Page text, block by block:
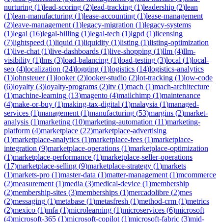
nurturing (1)lead-scoring (2)lead-tracking (1)leadership (2)lean
(1)lean-manufacturing (1)lease-accounting (1)lease-management
(2)leave-management (1)legacy-migration (1)legacy-systems
(1)legal (16)legal-billing (1)legal-tech (1)lgpd (1)licensing
(7)lightspeed (1)liquid (1)liquidity (1)listing (1)listing-optimization
(1)live-chat (1)live-dashboards (1)live-shopping (1)llm (4)llm-
visibility (1)lms (3)load-balancing (1)load-testing (3)local (1)local-
seo (4)localization (24)logging (1)logistics (14)logistics-analytics
(1)lohnsteuer(1)looker(2)looker-studio (2)lot-tracking (1)low-code
(6)loyalty (3)loyalty-programs (2)ltv (1)mach (1)mach-architecture
(1)machine-learning (13)magento (4)mailchimp (1)maintenance
(4)make-or-buy (1)making-tax-digital (1)malaysia (1)managed-
services (1)management (1)manufacturing (53)margins (2)market-
analysis (1)marketing (10)marketing-automation (11)marketing-
platform (4)marketplace (22)marketplace-advertising
(1)marketplace-analytics (1)marketplace-fees (1)marketplace-
integration (9)marketplace-operations (1)marketplace-optimization
(1)marketplace-performance (1)marketplace-seller-operations
(17)marketplace-selling (9)marketplace-strategy (1)markets
(1)markets-pro (1)master-data (1)matter-management (1)mcommerce
(2)measurement (1)media (3)medical-device (1)membership
(2)membership-sites (3)memberships (1)mercadolibre (2)mes
(2)messaging (1)metabase (1)metasfresh (1)method-crm (1)metrics
(2)mexico (1)mfa (1)microlearning (1)microservices (6)microsoft
(4)microsoft-365 (1)microsoft-copilot (1)microsoft-fabric (3)mid-